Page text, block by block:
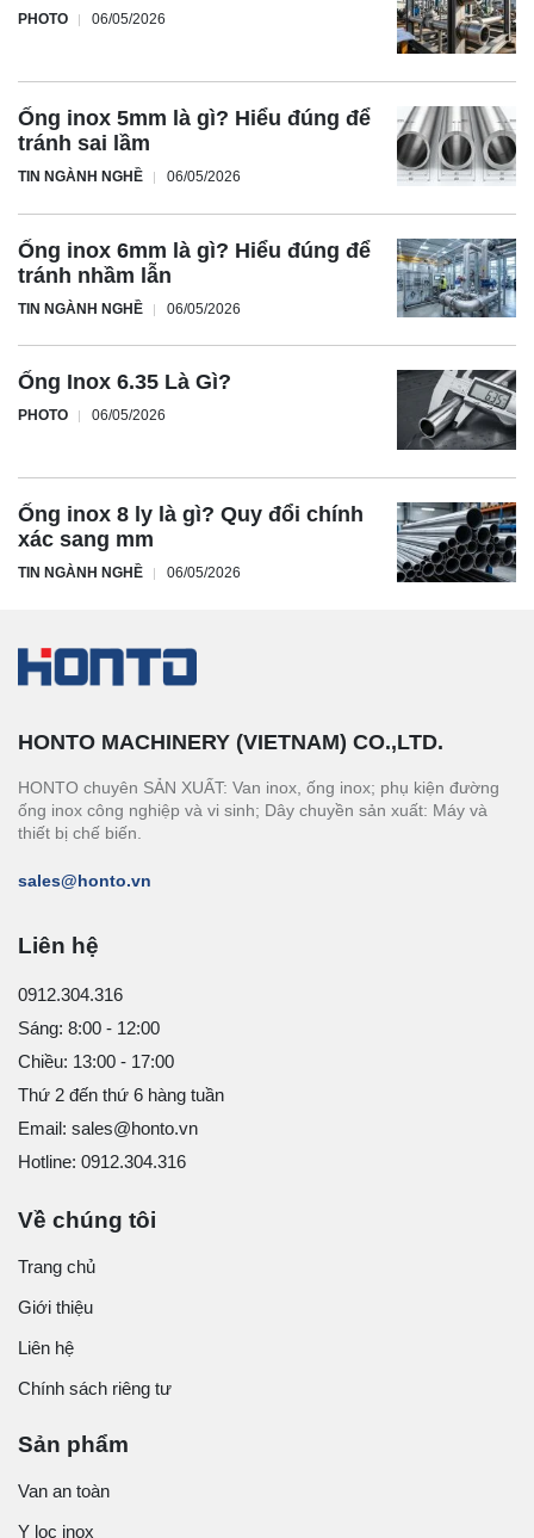
PHOTO 06/05/2026
Ống inox 5mm là gì? Hiểu đúng để
tránh sai lầm
TIN NGÀNH NGHỀ 06/05/2026
Ống inox 6mm là gì? Hiểu đúng để
tránh nhầm lẫn
TIN NGÀNH NGHỀ 06/05/2026
Ống Inox 6.35 Là Gì?
PHOTO 06/05/2026
Ống inox 8 ly là gì? Quy đổi chính
xác sang mm
TIN NGÀNH NGHỀ 06/05/2026
HONTO MACHINERY (VIETNAM) CO.,LTD.
HONTO chuyên SẢN XUẤT: Van inox, ống inox; phụ kiện đường
ống inox công nghiệp và vi sinh; Dây chuyền sản xuất: Máy và
thiết bị chế biến.
sales@honto.vn
Liên hệ
0912.304.316
Sáng: 8:00 - 12:00
Chiều: 13:00 - 17:00
Thứ 2 đến thứ 6 hàng tuần
Email: sales@honto.vn
Hotline: 0912.304.316
Về chúng tôi
Trang chủ
Giới thiệu
Liên hệ
Chính sách riêng tư
Sản phẩm
Van an toàn
Y lọc inox